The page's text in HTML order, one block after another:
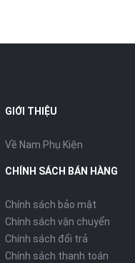
GIỚI THIỆU
Về Nam Phụ Kiện
CHÍNH SÁCH BÁN HÀNG
Chính sách bảo mật
Chính sách vận chuyển
Chính sách đổi trả
Chính sách thanh toán